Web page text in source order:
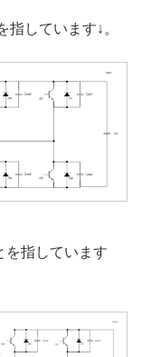
しています↓。
を指しています